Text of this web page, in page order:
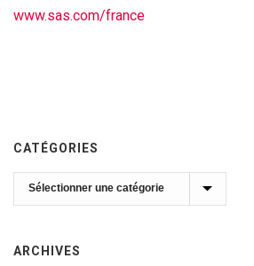
www.sas.com/france
CATÉGORIES
Catégories
ARCHIVES